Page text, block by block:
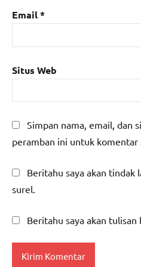
Email*
Situs Web
Simpan nama, email, dan
peramban ini untuk komentar
Beritahu saya akan
surel.
Beritahu saya akan